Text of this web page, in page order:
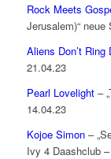
Rock Meets
Jerusalem)“
Aliens Don’t Ring
21.04.23
Pearl Lovelight–
14.04.23
Kojoe Simon–
Ivy 4 Daashclub